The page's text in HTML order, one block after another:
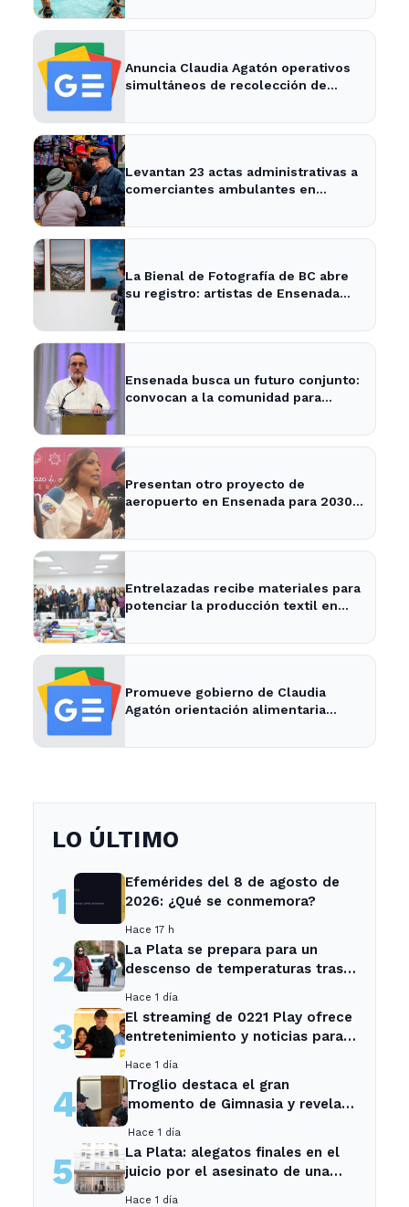
Anuncia Claudia Agatón operativos
simultáneos de recolección de
de Ensenada
Levantan 23 actas administrativas a
comerciantes ambulantes en
La Bienal de Fotografía de BC abre
su registro: artistas de Ensenada
Ensenada busca un futuro conjunto:
convocan a la comunidad para
Presentan otro proyecto de
aeropuerto en Ensenada para 2030 -
Entrelazadas recibe materiales para
potenciar la producción textil en
Promueve gobierno de Claudia
Agatón orientación alimentaria
LO ÚLTIMO
1
Efemérides del 8 de agosto de
2026: ¿Qué se conmemora?
Hace 17 h
2
La Plata se prepara para un
descenso de temperaturas tras
Hace 1 día
3
El streaming de 0221 Play ofrece
entretenimiento y noticias para
Ensenada.
Hace 1 día
4
Troglio destaca el gran
momento de Gimnasia y revela
Hace 1 día
5
La Plata: alegatos finales en el
juicio por el asesinato de una
Hace 1 día